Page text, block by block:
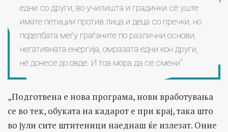
едни со други, во училишта и градинки сè уште
имате петиции против лица и деца со пречки, но
поделбата меѓу граѓаните по различни основи,
негативната енергија, омразата едни кон други,
нè донесе до овде. И тоа мора да се смени“
„Подготвена е нова програма, нови вработувања
се во тек, обуката на кадарот е при крај, така што
во јули сите штитеници наеднаш ќе излезат. Оние